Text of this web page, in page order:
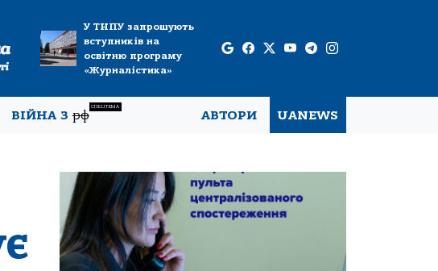
У ТНПУ запрошують
вступників на
освітню програму
«Журналістика»
ВІЙНА Зрф
СПЕЦТЕМА
АВТОРИ UANEWS